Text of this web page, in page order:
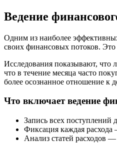
Ведение
Одним из наиболее
своих финансовых потоков.
Исследования показывают, что
что в течение месяца часто
более осознанное отношение к
Что включает ведение
Запись всех поступлений
Фиксация каждая
Анализ статей расходов